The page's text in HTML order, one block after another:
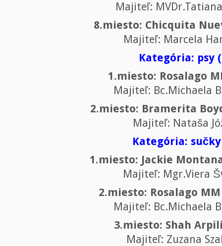
Majiteľ:
8.miesto: Chicquita
Majiteľ: Marcela
Kategória: psy
1.miesto: Rosalago
Majiteľ: Bc.Michaela
2.miesto: Bramerita
Majiteľ: Nataša
Kategória:
1.miesto: Jackie
Majiteľ: Mgr.Viera
2.miesto: Rosalago
Majiteľ: Bc.Michaela
3.miesto: Shah
Majiteľ: Zuzana